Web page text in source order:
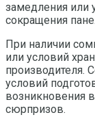
замедления или
сокращения
При наличии
или условий
производителя.
условий
возникновения
сюрпризов.